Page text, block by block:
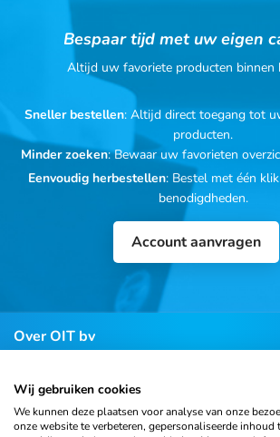
Bespaar tijd met uw eigen
Altijd uw favoriete producten binnen
Sneller bestellen: Altijd direct toegang tot
producten.
Minder zoeken: Bewaar uw favorieten
Eenvoudig herbestellen: Bestel met één
benodigdheden.
Account aanvragen
Over OIT bv
Klantenservice
Wij gebruiken cookies
We kunnen deze plaatsen voor analyse van onze
onze website te verbeteren, gepersonaliseerde inhoud